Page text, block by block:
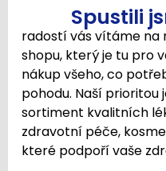
Spustili
radostí vás vítáme na
shopu, který je tu pro
nákup všeho, co
pohodu. Naší prioritou
sortiment kvalitních
zdravotní péče,
které podpoří vaše